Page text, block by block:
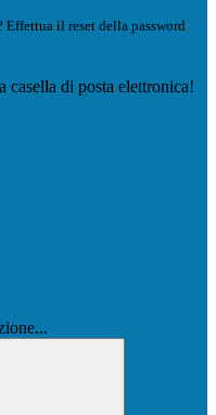
Effettua il reset della password
casella di posta elettronica!